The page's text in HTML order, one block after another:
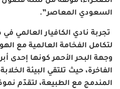
السعودي المعاصر”.
تجربة نادي الكافيار العالمي
لتكامل الفخامة العالمية مع
وجهة البحر الأحمر كونها إحدى
الفاخرة، حيث تلتقي البيئة
المندمج مع الطبيعة، لتقدّم